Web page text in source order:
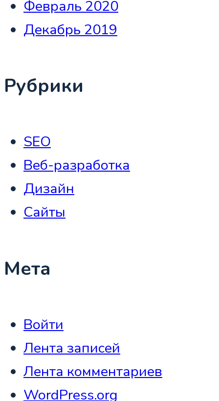
Февраль 2020
Декабрь 2019
Рубрики
SEO
Веб-разработка
Дизайн
Сайты
Мета
Войти
Лента записей
Лента комментариев
WordPress.org